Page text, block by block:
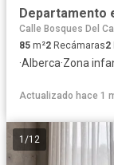
Calle Bosques Del
85 m²2 Recámaras2
·Alberca·Zona
Actualizado hace 1
1 /12